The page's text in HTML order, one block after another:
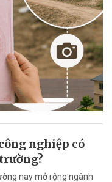
nghiệp có
nay mở rộng ngành